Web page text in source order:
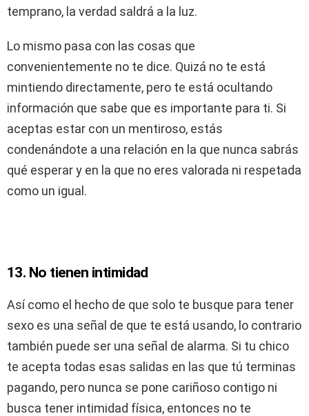
temprano, la verdad saldrá a la luz.
Lo mismo pasa con las cosas que
convenientemente no te dice. Quizá no te está
mintiendo directamente, pero te está ocultando
información que sabe que es importante para ti. Si
aceptas estar con un mentiroso, estás
condenándote a una relación en la que nunca sabrás
qué esperar y en la que no eres valorada ni respetada
como un igual.
13. No tienen intimidad
Así como el hecho de que solo te busque para tener
sexo es una señal de que te está usando, lo contrario
también puede ser una señal de alarma. Si tu chico
te acepta todas esas salidas en las que tú terminas
pagando, pero nunca se pone cariñoso contigo ni
busca tener intimidad física, entonces no te